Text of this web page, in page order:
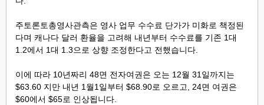
주토론토총영사관측은 영사 업무 수수료 단가가 미화로 책정된
다며 캐나다 달러 환율을 고려해 내년부터 수수료를 기존 1대
1.2에서 1대 1.3으로 상향 조정한다고 전했습니다.
이에 따라 10년짜리 48면 전자여권은 오는 12월 31일까지는
$63.60 지만 내년 1월1일부터 $68.90로 오르고, 24면 여권은
$60에서 $65로 인상됩니다.